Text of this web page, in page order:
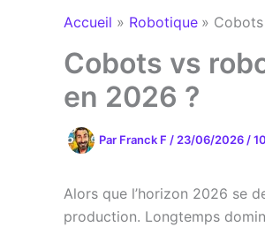
Accueil Robotique
Cobots vs
en 2026 ?
Par Franck F / 23/06/2026 /
Alors que l’horizon 2026 se
production. Longtemps